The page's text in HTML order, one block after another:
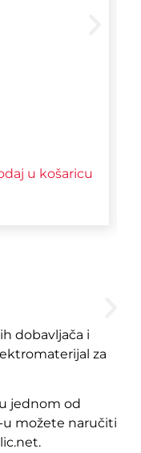
u košaricu
dobavljača i
za
jednom od
u možete naručiti